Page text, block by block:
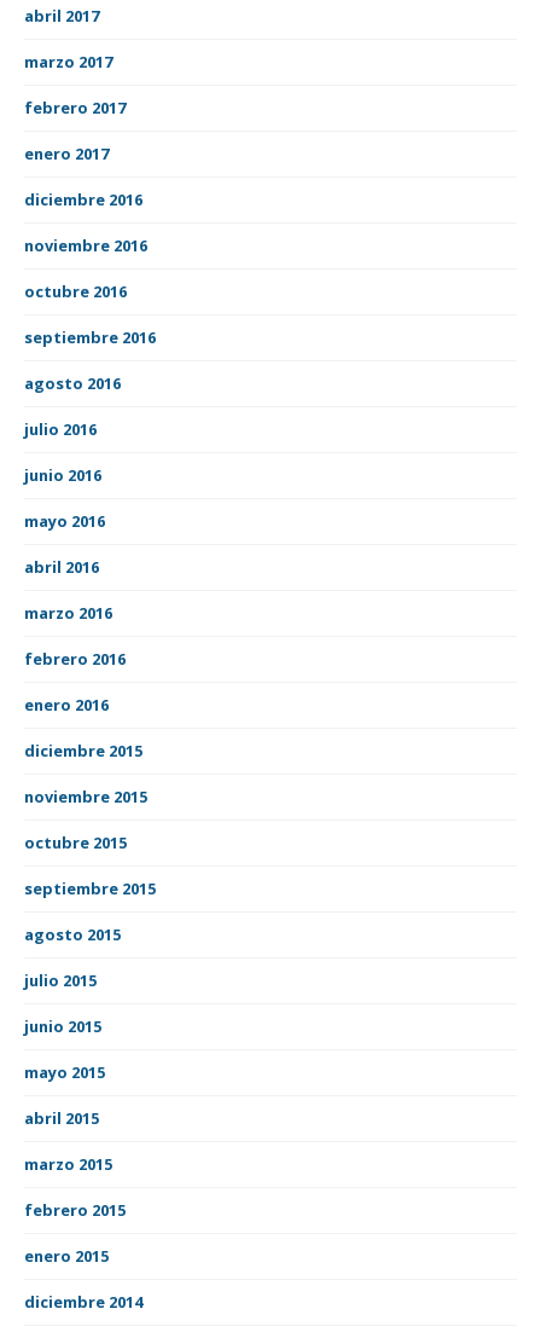
abril 2017
marzo 2017
febrero 2017
enero 2017
diciembre 2016
noviembre 2016
octubre 2016
septiembre 2016
agosto 2016
julio 2016
junio 2016
mayo 2016
abril 2016
marzo 2016
febrero 2016
enero 2016
diciembre 2015
noviembre 2015
octubre 2015
septiembre 2015
agosto 2015
julio 2015
junio 2015
mayo 2015
abril 2015
marzo 2015
febrero 2015
enero 2015
diciembre 2014